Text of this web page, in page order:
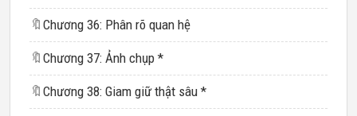
🔖 Chương 36: Phân rõ quan hệ
🔖 Chương 37: Ảnh chụp *
🔖 Chương 38: Giam giữ thật sâu *